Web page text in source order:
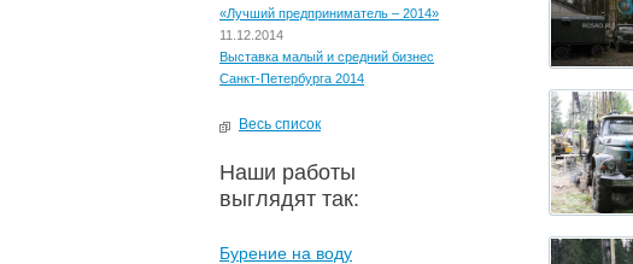
«Лучший предприниматель – 2014»
11.12.2014
Выставка малый и средний бизнес
Санкт-Петербурга 2014
Весь список
Наши работы
выглядят так:
Бурение на воду